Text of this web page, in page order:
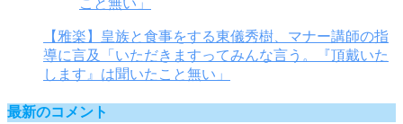
【雅楽】皇族と食事をする東儀秀樹、マナー講師の指
導に言及「いただきますってみんな言う。『頂戴いた
します』は聞いたこと無い」
最新のコメント